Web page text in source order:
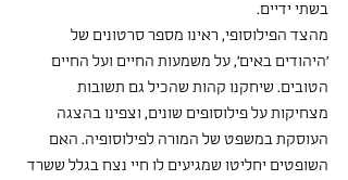
בשתי ידיים.
מהצד הפילוסופי, ראינו מספר סרטונים של
׳היהודים באים׳, על משמעות החיים ועל החיים
הטובים. שיחקנו קהות שהכיל גם תשובות
מצחיקות על פילוסופים שונים, וצפינו בהצגה
העוסקת במשפט של המורה לפילוסופיה. האם
השופטים יחליטו שמגיעים לו חיי נצח בגלל ששרד